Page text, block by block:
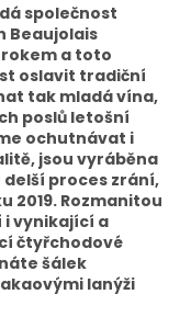
společnost
Beaujolais
rokem a toto
oslavit tradiční
tak mladá vína,
poslů letošní
ochutnávat i
jsou vyráběna
proces zrání,
2019. Rozmanitou
i vynikající a
čtyřchodové
šálek
lanýži